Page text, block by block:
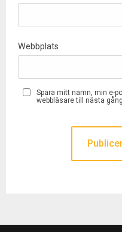
Webbplats
Spara mitt namn, min e-
webbläsare till nästa